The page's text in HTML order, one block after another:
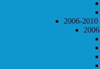
2006-2010
2006